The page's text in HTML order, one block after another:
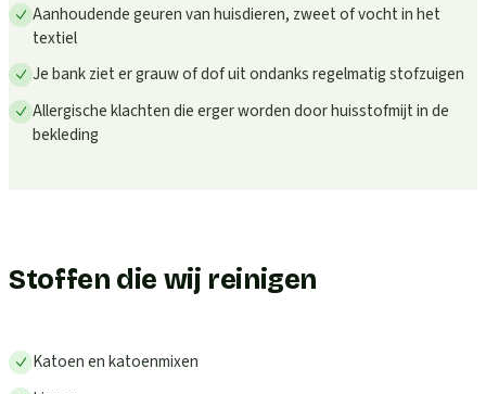
Aanhoudende geuren van huisdieren, zweet of vocht in het
textiel
Je bank ziet er grauw of dof uit ondanks regelmatig stofzuigen
Allergische klachten die erger worden door huisstofmijt in de
bekleding
Stoffen die wij reinigen
Katoen en katoenmixen